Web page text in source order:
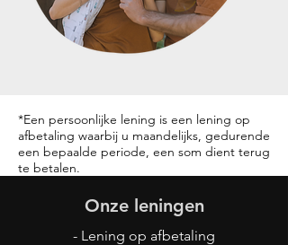
*Een persoonlijke lening is een lening op
afbetaling waarbij u maandelijks, gedurende
een bepaalde periode, een som dient terug
te betalen.
Onze leningen
- Lening op afbetaling